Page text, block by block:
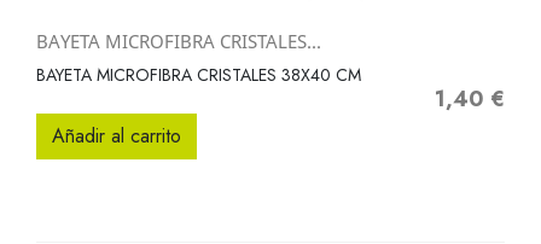
BAYETA MICROFIBRA CRISTALES...
BAYETA MICROFIBRA CRISTALES 38X40 CM
Precio
1,40 €
Añadir al carrito